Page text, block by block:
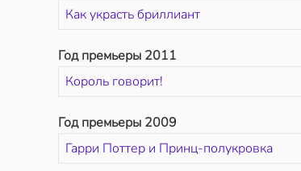
Как украсть бриллиант
Год премьеры 2011
Король говорит!
Год премьеры 2009
Гарри Поттер и Принц-полукровка